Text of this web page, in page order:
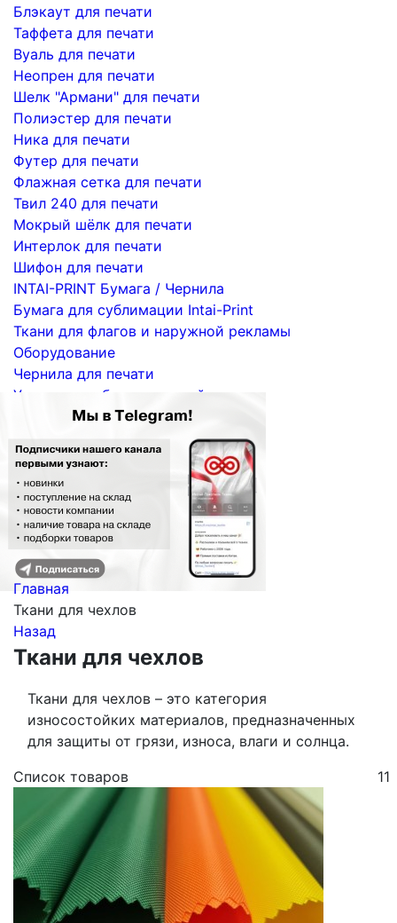
Блэкаут для печати
Таффета для печати
Вуаль для печати
Неопрен для печати
Шелк "Армани" для печати
Полиэстер для печати
Ника для печати
Футер для печати
Флажная сетка для печати
Твил 240 для печати
Мокрый шёлк для печати
Интерлок для печати
Шифон для печати
INTAI-PRINT Бумага / Чернила
Бумага для сублимации Intai-Print
Ткани для флагов и наружной рекламы
Оборудование
Чернила для печати
Услуги по сублимационной печати
Главная
Ткани для чехлов
Назад
Ткани для чехлов
Ткани для чехлов – это категория
износостойких материалов, предназначенных
для защиты от грязи, износа, влаги и солнца.
Список товаров
11